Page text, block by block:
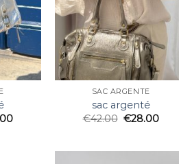
SAC ARGENTÉ
sac argenté
€42.00 €28.00